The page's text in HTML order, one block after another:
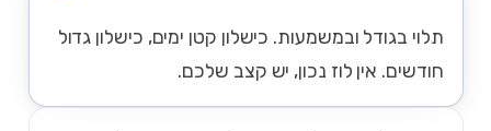
תלוי בגודל ובמשמעות. כישלון קטן ימים, כישלון גדול
חודשים. אין לוז נכון, יש קצב שלכם.